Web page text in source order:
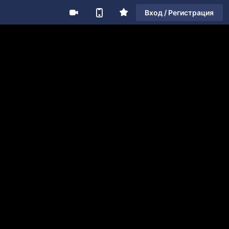
Вход / Регистрация